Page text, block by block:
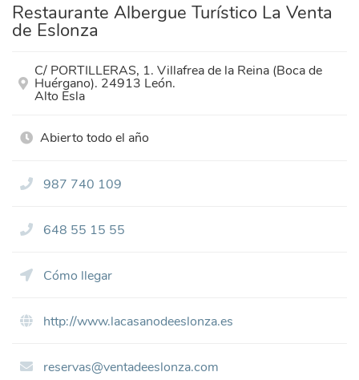
Restaurante Albergue Turístico La Venta
de Eslonza
C/ PORTILLERAS, 1. Villafrea de la Reina (Boca de
Huérgano). 24913 León.
Alto Esla
Abierto todo el año
987 740 109
648 55 15 55
Cómo llegar
http://www.lacasanodeeslonza.es
reservas@ventadeeslonza.com